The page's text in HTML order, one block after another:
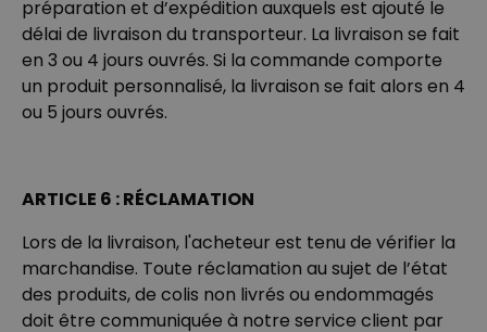
préparation et d’expédition auxquels est ajouté le
délai de livraison du transporteur. La livraison se fait
en 3 ou 4 jours ouvrés. Si la commande comporte
un produit personnalisé, la livraison se fait alors en 4
ou 5 jours ouvrés.
ARTICLE 6 : RÉCLAMATION
Lors de la livraison, l'acheteur est tenu de vérifier la
marchandise. Toute réclamation au sujet de l’état
des produits, de colis non livrés ou endommagés
doit être communiquée à notre service client par